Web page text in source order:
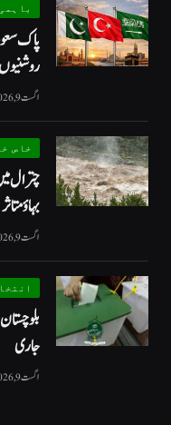
پاک
روشنیوں
اگست 9, 2026
خاص
چترال
بہاؤ متاثر
اگست 9, 2026
جاری
اگست 9, 2026